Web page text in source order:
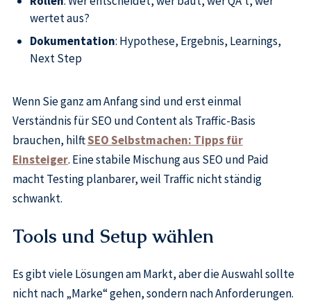
wertet aus?
Dokumentation: Hypothese, Ergebnis, Learnings,
Next Step
Wenn Sie ganz am Anfang sind und erst einmal
Verständnis für SEO und Content als Traffic-Basis
brauchen, hilftSEO Selbstmachen: Tipps für
Einsteiger. Eine stabile Mischung aus SEO und Paid
macht Testing planbarer, weil Traffic nicht ständig
schwankt.
Tools und Setup wählen
Es gibt viele Lösungen am Markt, aber die Auswahl sollte
nicht nach „Marke“ gehen, sondern nach Anforderungen.